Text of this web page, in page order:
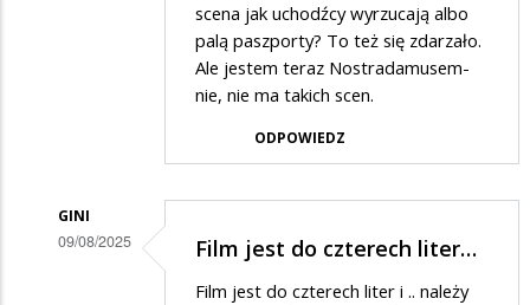
scena jak uchodźcy wyrzucają albo
palą paszporty? To też się zdarzało.
Ale jestem teraz Nostradamusem-
nie, nie ma takich scen.
ODPOWIEDZ
GINI
09/08/2025 Film jest do czterech liter…
Film jest do czterech liter i .. należy